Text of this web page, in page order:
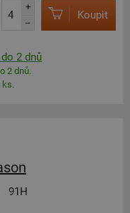
+
–
Koupit
2 dnů
2 dnů.
ks.
91H